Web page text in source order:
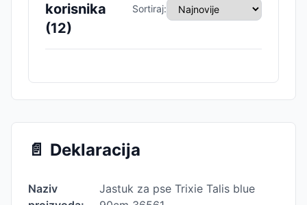
korisnika
(12)
Sortiraj:
📄 Deklaracija
Naziv
Jastuk za pse Trixie Talis blue